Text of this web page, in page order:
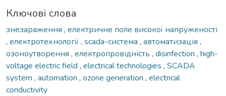
Ключові слова
знезараження , електричне поле високої напруженості
, електротехнології, scada-система , автоматизація ,
озоноутворення , електропровідність , disinfection , high-
voltage electric field , electrical technologies , SCADA
system , automation , ozone generation , electrical
conductivity